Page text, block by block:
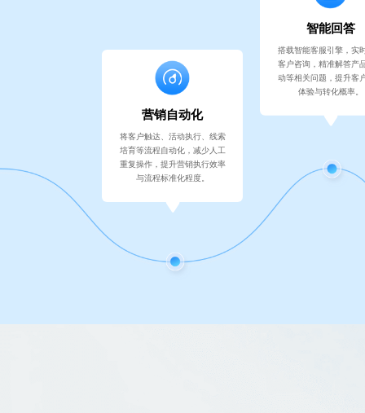
营销自动化
将客户触达、活动执行、线索
培育等流程自动化，减少人工
重复操作，提升营销执行效率
与流程标准化程度。
智能回答
搭载智能客服引擎，实
客户咨询，精准解答产
动等相关问题，提升客
体验与转化概率。